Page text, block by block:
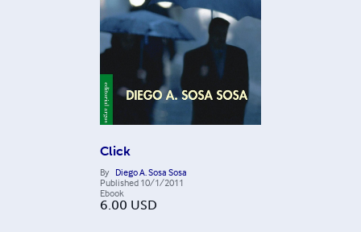
Click
By Diego A. Sosa Sosa
Published 10/1/2011
Ebook
6.00 USD